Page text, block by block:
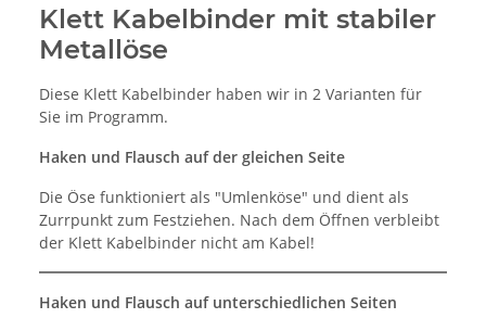
Klett Kabelbinder mit stabiler
Metallöse
Diese Klett Kabelbinder haben wir in 2 Varianten für
Sie im Programm.
Haken und Flausch auf der gleichen Seite
Die Öse funktioniert als "Umlenköse" und dient als
Zurrpunkt zum Festziehen. Nach dem Öffnen verbleibt
der Klett Kabelbinder nicht am Kabel!
Haken und Flausch auf unterschiedlichen Seiten